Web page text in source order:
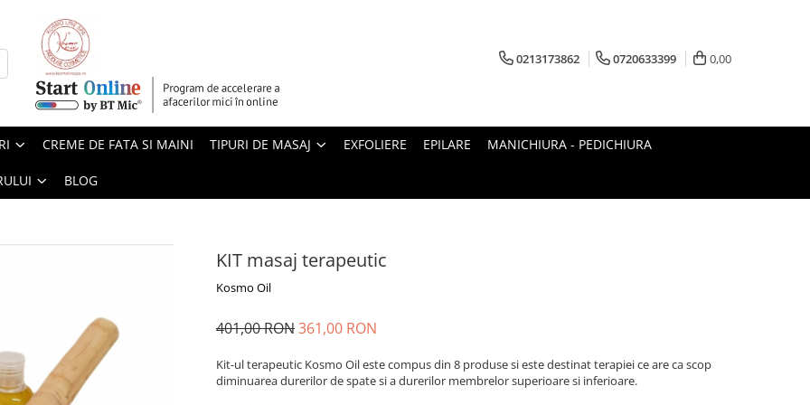
0213173862 0720633399 0,00
CREME DE FATA SI MAINI TIPURI DE MASAJ EXFOLIERE EPILARE MANICHIURA - PEDICHIURA
BLOG
KIT masaj terapeutic
Kosmo Oil
401,00 RON361,00 RON
Kit-ul terapeutic Kosmo Oil este compus din 8 produse si este destinat terapiei ce are ca scop
diminuarea durerilor de spate si a durerilor membrelor superioare si inferioare.